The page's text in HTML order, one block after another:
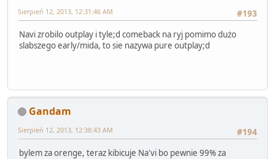
#193
Sierpień 12, 2013, 12:31:46 AM
Navi zrobilo outplay i tyle;d comeback na ryj pomimo dużo
slabszego early/mida, to sie nazywa pure outplay;d
Gandam
#194
Sierpień 12, 2013, 12:38:43 AM
bylem za orenge, teraz kibicuje Na'vi bo pewnie 99% za